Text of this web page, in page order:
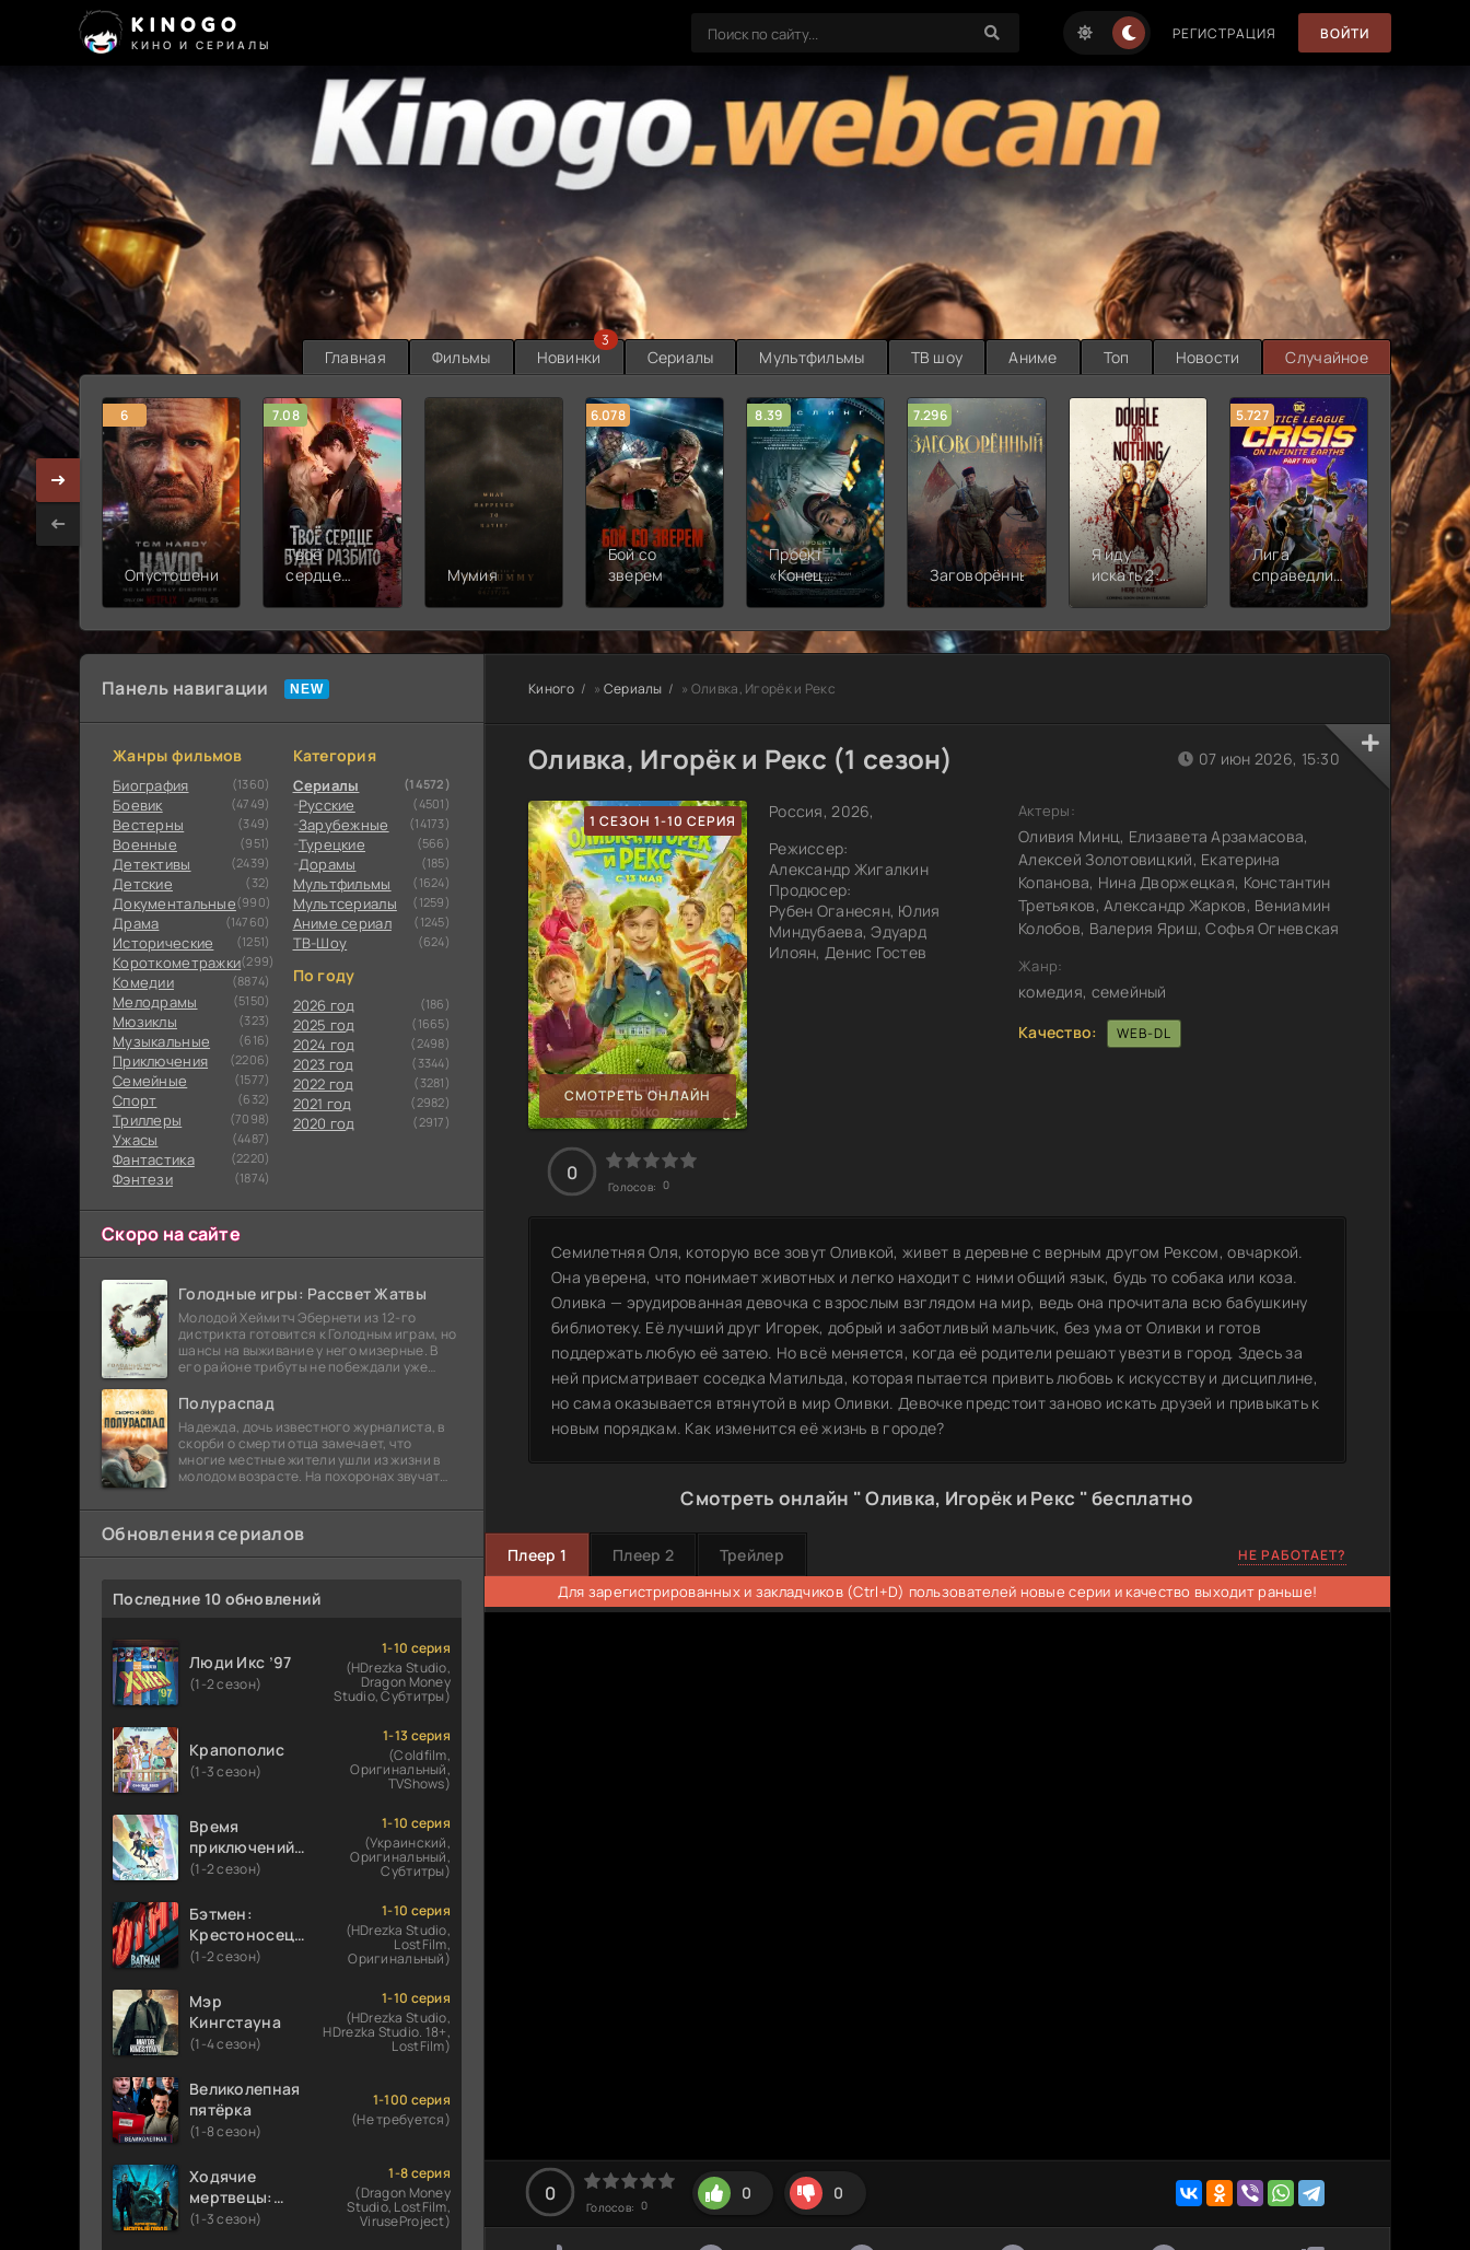
KINOGO
КИНО И СЕРИАЛЫ
РЕГИСТРАЦИЯ ВОЙТИ
Главная Фильмы Новинки
3
Сериалы Мультфильмы ТВ шоу Аниме Топ Новости Случайное
6
Опустошение
7.08
Твоё
сердце
Мумия
6.078
Бой со
зверем
8.39
Проект
«Конец
света»
7.296
Заговорённый
Я иду
искать 2:
Вот и я
5.727
Лига
справедливости:
Кризис на
землях.
Часть 2
8.889
Новая
смена
Панель навигации
Жанры фильмов
Биография (1360)
Боевик (4749)
Вестерны (349)
Военные (951)
Детективы (2439)
Детские (32)
Документальные(990)
Драма (14760)
Исторические (1251)
Короткометражки(299)
Комедии (8874)
Мелодрамы (5150)
Мюзиклы (323)
Музыкальные (616)
Приключения (2206)
Семейные (1577)
Cпорт (632)
Триллеры (7098)
Ужасы (4487)
Фантастика (2220)
Фэнтези (1874)
Категория
Сериалы (14572)
Русские (4501)
Зарубежные (14173)
Турецкие (566)
Дорамы (185)
Мультфильмы (1624)
Мультсериалы (1259)
Аниме сериал (1245)
ТВ-Шоу (624)
По году
2026 год (186)
2025 год (1665)
2024 год (2498)
2023 год (3344)
2022 год (3281)
2021 год (2982)
2020 год (2917)
Скоро на сайте
Голодные игры: Рассвет Жатвы
Молодой Хеймитч Эбернети из 12-го
дистрикта готовится к Голодным играм, но
шансы на выживание у него мизерные. В
его районе трибуты не побеждали уже
безнадежности.
Полураспад
Надежда, дочь известного журналиста, в
скорби о смерти отца замечает, что
многие местные жители ушли из жизни в
молодом возрасте. На похоронах звучат
Обновления сериалов
Последние 10 обновлений
Люди Икс ’97
(1-2 сезон)
1-10 серия
(HDrezka Studio,
Dragon Money
Studio, Субтитры)
Крапополис
(1-3 сезон)
1-13 серия
(Coldfilm,
Оригинальный,
TVShows)
Время
приключений:
Фионна и Кейк
(1-2 сезон)
1-10 серия
(Украинский,
Оригинальный,
Субтитры)
Бэтмен:
Крестоносец в
плаще
(1-2 сезон)
1-10 серия
(HDrezka Studio,
LostFilm,
Оригинальный)
Мэр
Кингстауна
(1-4 сезон)
1-10 серия
(HDrezka Studio,
HDrezka Studio. 18+,
LostFilm)
Великолепная
пятёрка
(1-8 сезон)
1-100 серия
(Не требуется)
Ходячие
мертвецы:
Мертвый
(1-3 сезон)
1-8 серия
(Dragon Money
Studio, LostFilm,
ViruseProject)
Киного » Сериалы » Оливка, Игорёк и Рекс
Оливка, Игорёк и Рекс (1 сезон)
1 СЕЗОН 1-10 СЕРИЯ
СМОТРЕТЬ ОНЛАЙН
Россия, 2026,
Режиссер:
Александр Жигалкин
Продюсер:
Рубен Оганесян, Юлия
Миндубаева, Эдуард
Илоян, Денис Гостев
07 июн 2026, 15:30
Актеры:
Оливия Минц, Елизавета Арзамасова,
Алексей Золотовицкий, Екатерина
Копанова, Нина Дворжецкая, Константин
Третьяков, Александр Жарков, Вениамин
Колобов, Валерия Яриш, Софья Огневская
Жанр:
комедия, семейный
Качество:
WEB-DL
0
Голосов: 0
Семилетняя Оля, которую все зовут Оливкой, живет в деревне с верным другом Рексом, овчаркой.
Она уверена, что понимает животных и легко находит с ними общий язык, будь то собака или коза.
Оливка — эрудированная девочка с взрослым взглядом на мир, ведь она прочитала всю бабушкину
библиотеку. Её лучший друг Игорек, добрый и заботливый мальчик, без ума от Оливки и готов
поддержать любую её затею. Но всё меняется, когда её родители решают увезти в город. Здесь за
ней присматривает соседка Матильда, которая пытается привить любовь к искусству и дисциплине,
но сама оказывается втянутой в мир Оливки. Девочке предстоит заново искать друзей и привыкать к
новым порядкам. Как изменится её жизнь в городе?
Смотреть онлайн " Оливка, Игорёк и Рекс " бесплатно
Плеер 1 Плеер 2 Трейлер НЕ РАБОТАЕТ?
Для зарегистрированных и закладчиков (Ctrl+D) пользователей новые серии и качество выходит раньше!
0
Голосов: 0
0 0